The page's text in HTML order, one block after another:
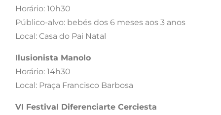
Horário: 10h30
Público-alvo: bebés dos 6 meses aos 3 anos
Local: Casa do Pai Natal
Ilusionista Manolo
Horário: 14h30
Local: Praça Francisco Barbosa
VI Festival Diferenciarte Cerciesta